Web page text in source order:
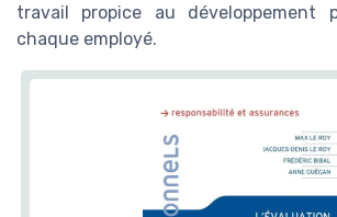
travail propice au développement
chaque employé.